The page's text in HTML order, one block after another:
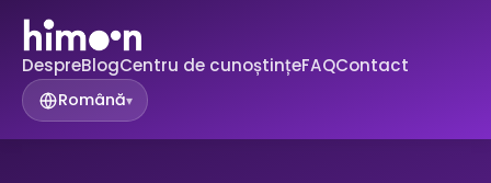
DespreBlogCentru de cunoștințeFAQContact
Română▾